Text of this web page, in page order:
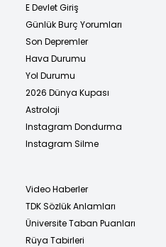
E Devlet Giriş
Günlük Burç Yorumları
Son Depremler
Hava Durumu
Yol Durumu
2026 Dünya Kupası
Astroloji
Instagram Dondurma
Instagram Silme
Video Haberler
TDK Sözlük Anlamları
Üniversite Taban Puanları
Rüya Tabirleri